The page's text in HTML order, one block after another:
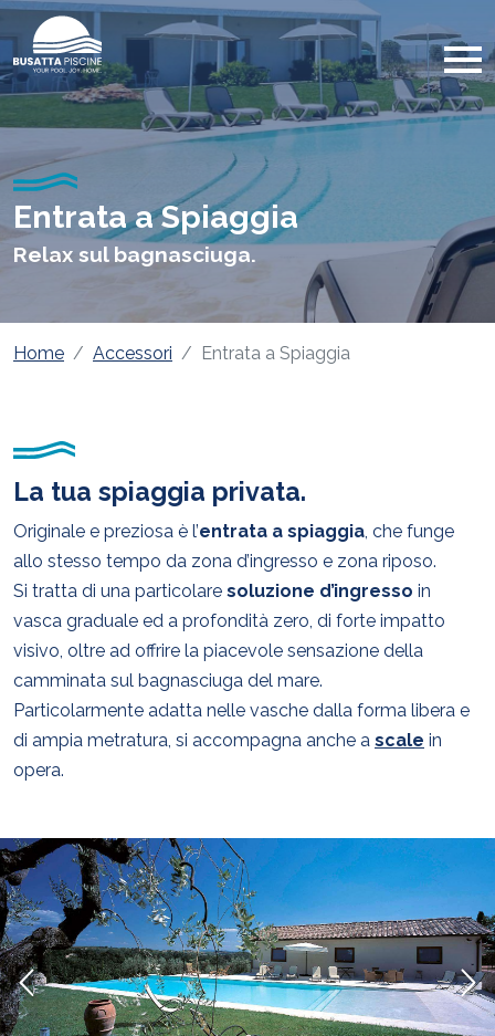
Entrata a Spiaggia
Relax sul bagnasciuga.
Home Accessori Entrata a Spiaggia
La tua spiaggia privata.
Originale e preziosa è l’entrata a spiaggia, che funge
allo stesso tempo da zona d’ingresso e zona riposo.
Si tratta di una particolare soluzione d’ingresso in
vasca graduale ed a profondità zero, di forte impatto
visivo, oltre ad offrire la piacevole sensazione della
camminata sul bagnasciuga del mare.
Particolarmente adatta nelle vasche dalla forma libera e
di ampia metratura, si accompagna anche a scale in
opera.